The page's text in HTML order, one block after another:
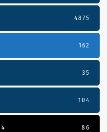
4875
162
35
104
86